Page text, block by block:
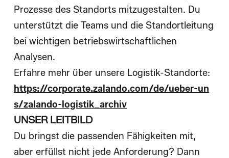
Prozesse des Standorts mitzugestalten. Du
unterstützt die Teams und die Standortleitung
bei wichtigen betriebswirtschaftlichen
Analysen.
Erfahre mehr über unsere Logistik-Standorte:
https://corporate.zalando.com/de/ueber-un
s/zalando-logistik_archiv
UNSER LEITBILD
Du bringst die passenden Fähigkeiten mit,
aber erfüllst nicht jede Anforderung? Dann